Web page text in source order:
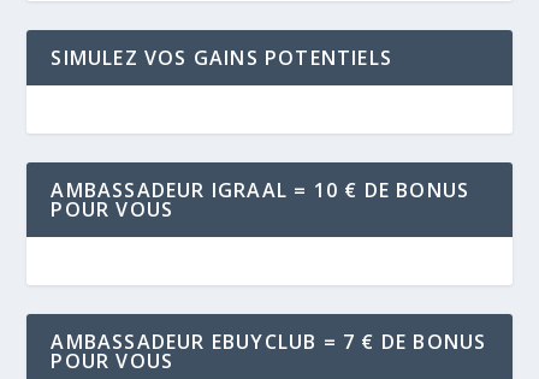
SIMULEZ VOS GAINS POTENTIELS
AMBASSADEUR IGRAAL = 10 € DE BONUS
POUR VOUS
AMBASSADEUR EBUYCLUB = 7 € DE BONUS
POUR VOUS